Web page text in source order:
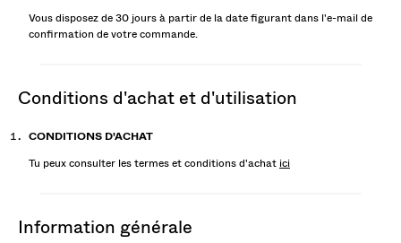
Vous disposez de 30 jours à partir de la date figurant dans l'e-mail de
confirmation de votre commande.
conditions d'achat et d'utilisation
CONDITIONS D'ACHAT
Tu peux consulter les termes et conditions d'achat ici
information générale